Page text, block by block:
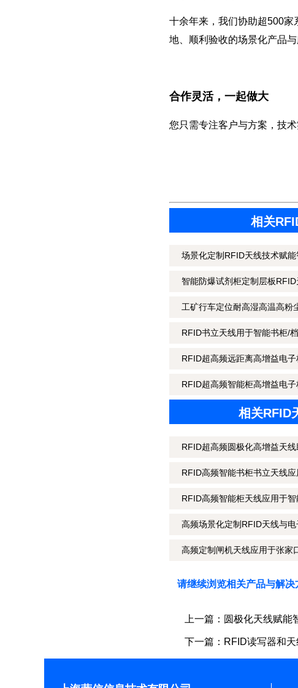
十余年来，我们协助超500家
地、顺利验收的场景化产品与
合作灵活，一起做大
您只需专注客户与方案，技
相关
场景化定制RFID天线技术赋能
智能防爆试剂柜定制层板
工矿行车定位耐高湿高温高粉
RFID书立天线用于智能书柜/
RFID超高频远距离高增益电
RFID超高频智能柜高增益电
相关RFID
RFID超高频圆极化高增益天
RFID高频智能书柜书立天线
RFID高频智能柜天线应用于
高频场景化定制RFID天线与
高频定制闸机天线应用于张家
请继续浏览相关产品与解决
上一篇： 圆极化天线赋能
下一篇： RFID读写器和